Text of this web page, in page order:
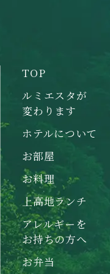
TOP
ルミエスタが
変わります
ホテルについて
お部屋
お料理
上高地ランチ
アレルギーを
お持ちの方へ
お弁当